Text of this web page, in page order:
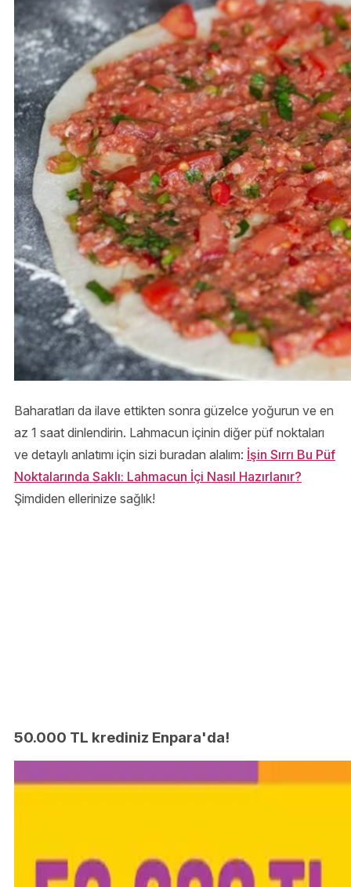
Baharatları da ilave ettikten sonra güzelce yoğurun ve en
az 1 saat dinlendirin. Lahmacun içinin diğer püf noktaları
ve detaylı anlatımı için sizi buradan alalım: İşin Sırrı Bu Püf
Noktalarında Saklı: Lahmacun İçi Nasıl Hazırlanır?
Şimdiden ellerinize sağlık!
50.000 TL krediniz Enpara'da!